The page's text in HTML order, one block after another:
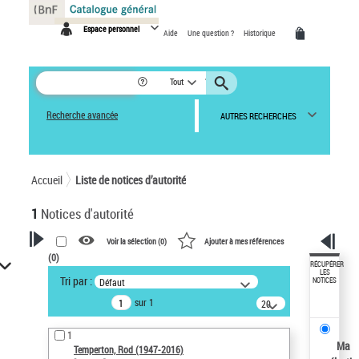
Espace personnel Aide Une question ? Historique
Tout
Recherche avancée AUTRES RECHERCHES
Accueil Liste de notices d’autorité
1 Notices d'autorité
VOTRE RECHERCHE
Recherche avancée dans les
notices d’autorité
Œuvres liées à l'auteur :
Temperton, Rod (1947-2016)
Voir la sélection (0) Ajouter à mes références
(0)
Tri par : Défaut
sur 1
20
résultats/page
1
Temperton, Rod (1947-2016)
RÉCUPÉRER
LES
NOTICES
Ma
Panneau de gestion des cookies